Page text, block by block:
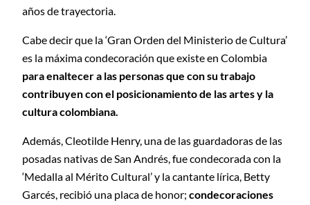
años de trayectoria.
Cabe decir que la ‘Gran Orden del Ministerio de Cultura’
es la máxima condecoración que existe en Colombia
para enaltecer a las personas que con su trabajo
contribuyen con el posicionamiento de las artes y la
cultura colombiana.
Además, Cleotilde Henry, una de las guardadoras de las
posadas nativas de San Andrés, fue condecorada con la
‘Medalla al Mérito Cultural’ y la cantante lírica, Betty
Garcés, recibió una placa de honor; condecoraciones